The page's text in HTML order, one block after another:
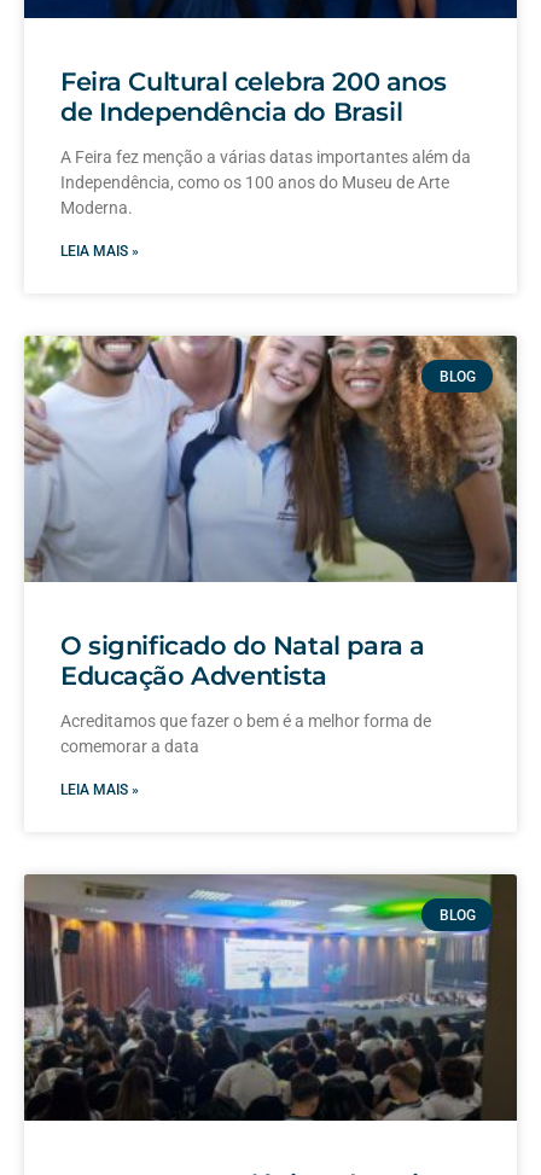
Feira Cultural celebra 200 anos
de Independência do Brasil
A Feira fez menção a várias datas importantes além da
Independência, como os 100 anos do Museu de Arte
Moderna.
LEIA MAIS »
BLOG
O significado do Natal para a
Educação Adventista
Acreditamos que fazer o bem é a melhor forma de
comemorar a data
LEIA MAIS »
BLOG